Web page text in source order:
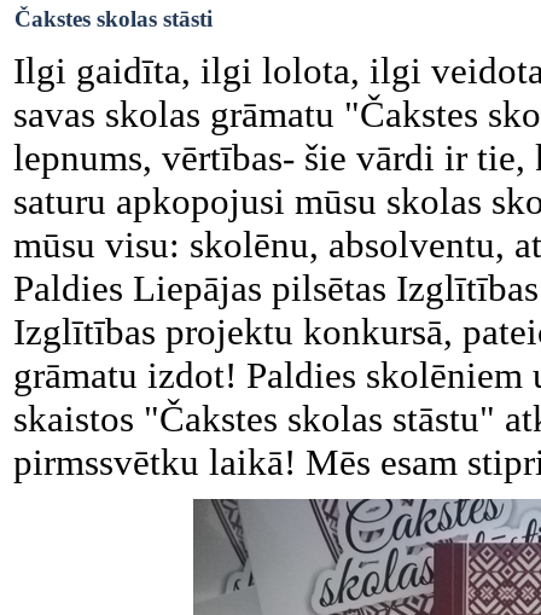
Čakstes skolas stāsti
Ilgi gaidīta, ilgi lolota, ilgi
savas skolas grāmatu "Čakstes
lepnums, vērtības- šie vārdi ir tie,
saturu apkopojusi mūsu skolas
mūsu visu: skolēnu, absolventu,
Paldies Liepājas pilsētas
Izglītības projektu konkursā,
grāmatu izdot! Paldies
skaistos "Čakstes skolas stāstu"
pirmssvētku laikā! Mēs esam